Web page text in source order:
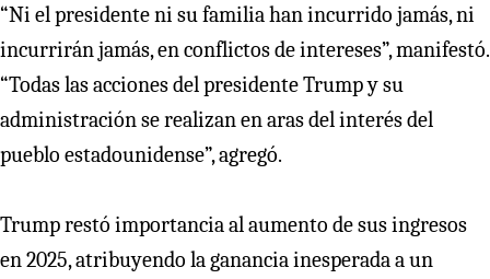
“Ni el presidente ni su familia han incurrido jamás, ni
incurrirán jamás, en conflictos de intereses”, manifestó.
“Todas las acciones del presidente Trump y su
administración se realizan en aras del interés del
pueblo estadounidense”, agregó.
Trump restó importancia al aumento de sus ingresos
en 2025, atribuyendo la ganancia inesperada a un